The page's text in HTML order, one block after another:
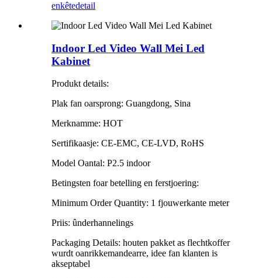
enkêtedetail
Indoor Led Video Wall Mei Led
Kabinet
Produkt details:
Plak fan oarsprong: Guangdong, Sina
Merknamme: HOT
Sertifikaasje: CE-EMC, CE-LVD, RoHS
Model Oantal: P2.5 indoor
Betingsten foar betelling en ferstjoering:
Minimum Order Quantity: 1 fjouwerkante meter
Priis: ûnderhannelings
Packaging Details: houten pakket as flechtkoffer
wurdt oanrikkemandearre, idee fan klanten is
akseptabel